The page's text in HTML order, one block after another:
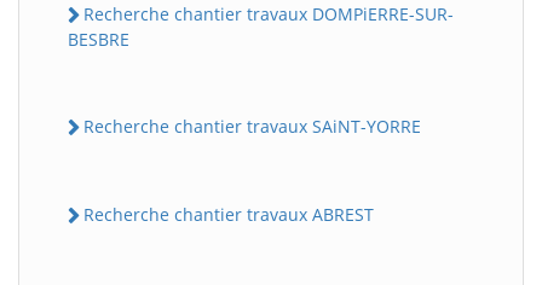
Recherche chantier travaux DOMPiERRE-SUR-
BESBRE
Recherche chantier travaux SAiNT-YORRE
Recherche chantier travaux ABREST